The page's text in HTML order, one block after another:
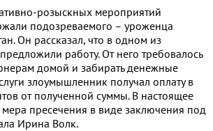
розыскных мероприятий
подозреваемого – уроженца
Он рассказал, что в одном из
работу. От него требовалось
домой и забирать денежные
злоумышленник получал оплату в
от полученной суммы. В настоящее
пресечения в виде заключения под
Ирина Волк.